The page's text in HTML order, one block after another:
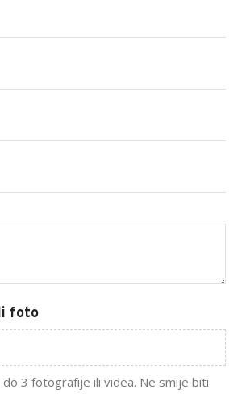
foto
3 fotografije ili videa. Ne smije biti